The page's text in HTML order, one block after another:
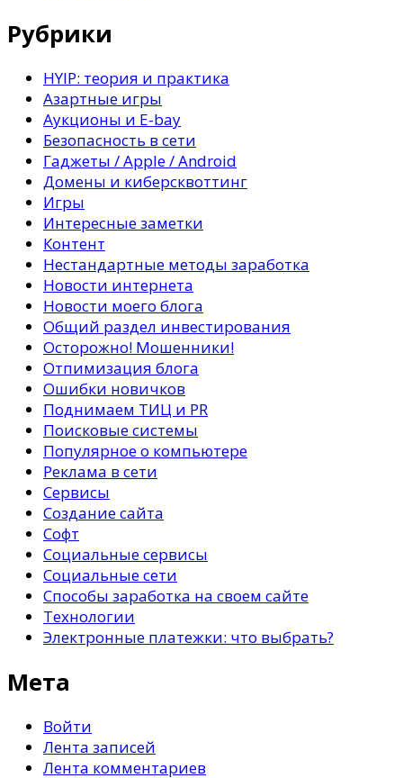
Рубрики
HYIP: теория и практика
Азартные игры
Аукционы и E-bay
Безопасность в сети
Гаджеты / Apple / Android
Домены и киберсквоттинг
Игры
Интересные заметки
Контент
Нестандартные методы заработка
Новости интернета
Новости моего блога
Общий раздел инвестирования
Осторожно! Мошенники!
Отпимизация блога
Ошибки новичков
Поднимаем ТИЦ и PR
Поисковые системы
Популярное о компьютере
Реклама в сети
Сервисы
Создание сайта
Софт
Социальные сервисы
Социальные сети
Способы заработка на своем сайте
Технологии
Электронные платежки: что выбрать?
Мета
Войти
Лента записей
Лента комментариев